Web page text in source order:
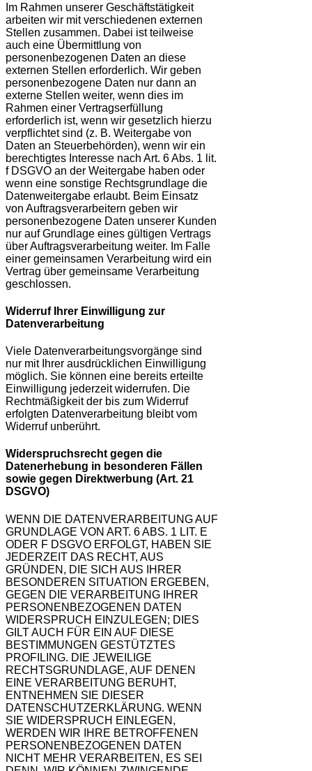
Im Rahmen unserer Geschäftstätigkeit
arbeiten wir mit verschiedenen externen
Stellen zusammen. Dabei ist teilweise
auch eine Übermittlung von
personenbezogenen Daten an diese
externen Stellen erforderlich. Wir geben
personenbezogene Daten nur dann an
externe Stellen weiter, wenn dies im
Rahmen einer Vertragserfüllung
erforderlich ist, wenn wir gesetzlich hierzu
verpflichtet sind (z. B. Weitergabe von
Daten an Steuerbehörden), wenn wir ein
berechtigtes Interesse nach Art. 6 Abs. 1 lit.
f DSGVO an der Weitergabe haben oder
wenn eine sonstige Rechtsgrundlage die
Datenweitergabe erlaubt. Beim Einsatz
von Auftragsverarbeitern geben wir
personenbezogene Daten unserer Kunden
nur auf Grundlage eines gültigen Vertrags
über Auftragsverarbeitung weiter. Im Falle
einer gemeinsamen Verarbeitung wird ein
Vertrag über gemeinsame Verarbeitung
geschlossen.
Widerruf Ihrer Einwilligung zur
Datenverarbeitung
Viele Datenverarbeitungsvorgänge sind
nur mit Ihrer ausdrücklichen Einwilligung
möglich. Sie können eine bereits erteilte
Einwilligung jederzeit widerrufen. Die
Rechtmäßigkeit der bis zum Widerruf
erfolgten Datenverarbeitung bleibt vom
Widerruf unberührt.
Widerspruchsrecht gegen die
Datenerhebung in besonderen Fällen
sowie gegen Direktwerbung (Art. 21
DSGVO)
WENN DIE DATENVERARBEITUNG AUF
GRUNDLAGE VON ART. 6 ABS. 1 LIT. E
ODER F DSGVO ERFOLGT, HABEN SIE
JEDERZEIT DAS RECHT, AUS
GRÜNDEN, DIE SICH AUS IHRER
BESONDEREN SITUATION ERGEBEN,
GEGEN DIE VERARBEITUNG IHRER
PERSONENBEZOGENEN DATEN
WIDERSPRUCH EINZULEGEN; DIES
GILT AUCH FÜR EIN AUF DIESE
BESTIMMUNGEN GESTÜTZTES
PROFILING. DIE JEWEILIGE
RECHTSGRUNDLAGE, AUF DENEN
EINE VERARBEITUNG BERUHT,
ENTNEHMEN SIE DIESER
DATENSCHUTZERKLÄRUNG. WENN
SIE WIDERSPRUCH EINLEGEN,
WERDEN WIR IHRE BETROFFENEN
PERSONENBEZOGENEN DATEN
NICHT MEHR VERARBEITEN, ES SEI